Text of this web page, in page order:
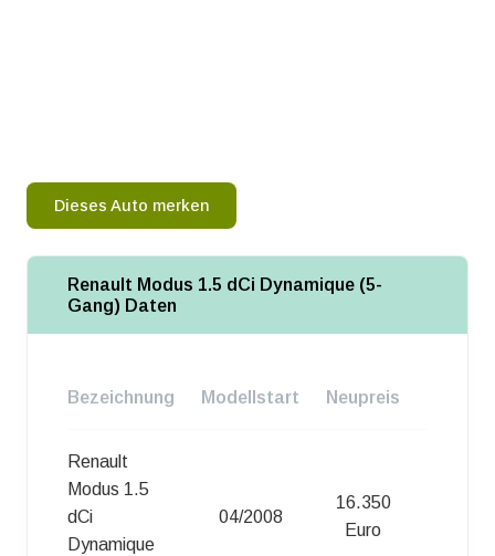
Dieses Auto merken
Renault Modus 1.5 dCi Dynamique (5-
Gang) Daten
Bezeichnung Modellstart Neupreis
Renault
Modus 1.5
dCi
Dynamique
04/2008
16.350
Euro